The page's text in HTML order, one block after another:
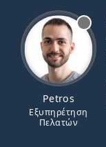
Petros
Εξυπηρέτηση
Πελατών